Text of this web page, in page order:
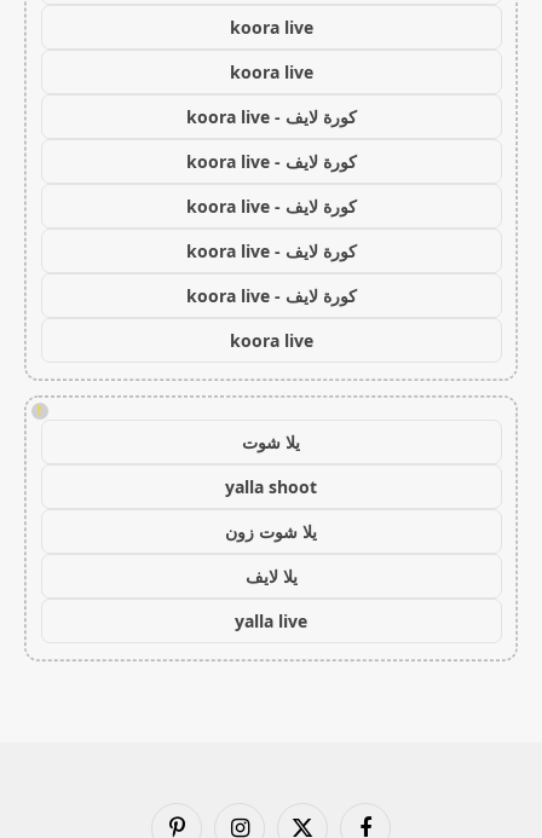
koora live
koora live
كورة لايف - koora live
كورة لايف - koora live
كورة لايف - koora live
كورة لايف - koora live
كورة لايف - koora live
koora live
!
يلا شوت
yalla shoot
يلا شوت زون
يلا لايف
yalla live